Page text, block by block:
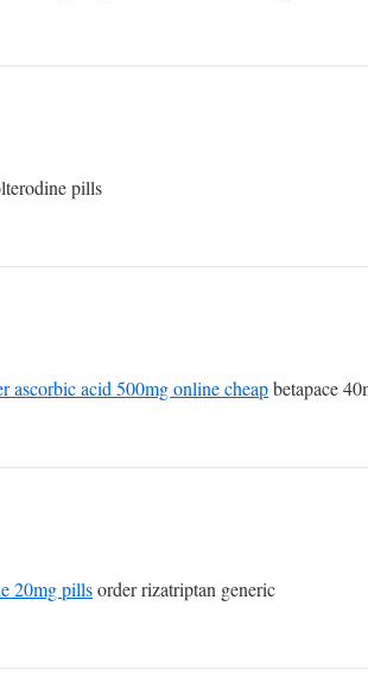
pills
ascorbic acid 500mg online cheapbetapace
20mg pillsorder rizatriptan generic